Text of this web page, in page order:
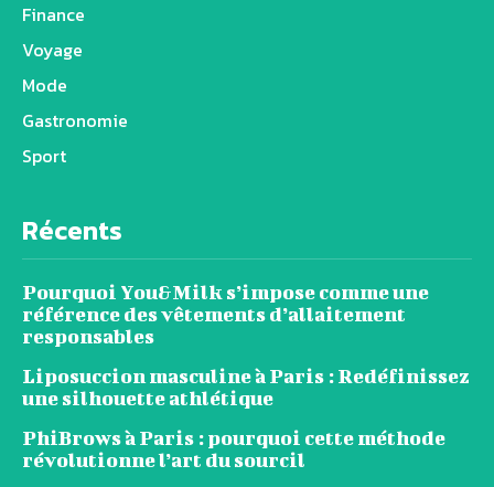
Finance
Voyage
Mode
Gastronomie
Sport
Récents
Pourquoi You&Milk s’impose comme une
référence des vêtements d’allaitement
responsables
Liposuccion masculine à Paris : Redéfinissez
une silhouette athlétique
PhiBrows à Paris : pourquoi cette méthode
révolutionne l’art du sourcil